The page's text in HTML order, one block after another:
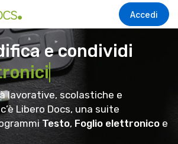
Accedi
e condividi
lavorative, scolastiche e
Libero Docs, una suite
Testo, Foglio elettronico e